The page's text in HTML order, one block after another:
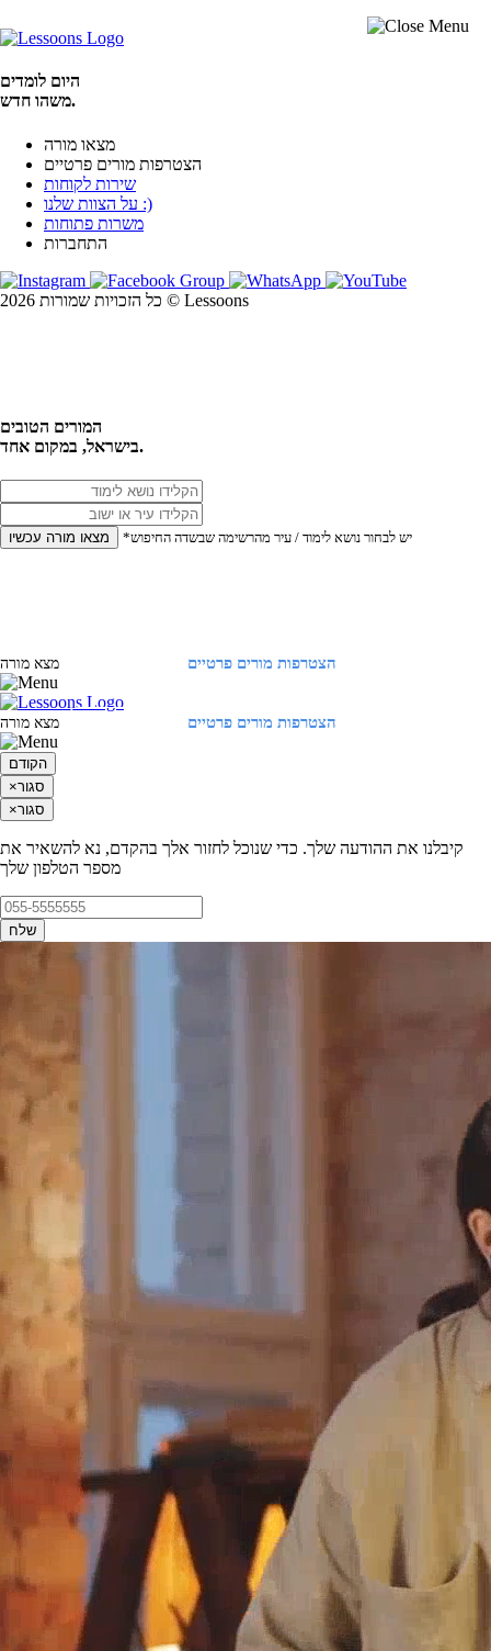
היום לומדים
משהו חדש.
מצאו מורה
הצטרפות מורים פרטיים
שירות לקוחות
על הצוות שלנו :)
משרות פתוחות
התחברות
כל הזכויות שמורות 2026 © Lessoons
המורים הטובים
בישראל, במקום אחד.
מצאו מורה עכשיו *יש לבחור נושא לימוד / עיר מהרשימה שבשדה החיפוש
הצטרפות מורים פרטיים מצא מורה
הצטרפות מורים פרטיים מצא מורה
הקודם
×סגור
×סגור
קיבלנו את ההודעה שלך. כדי שנוכל לחזור אלך בהקדם, נא להשאיר את
מספר הטלפון שלך
שלח